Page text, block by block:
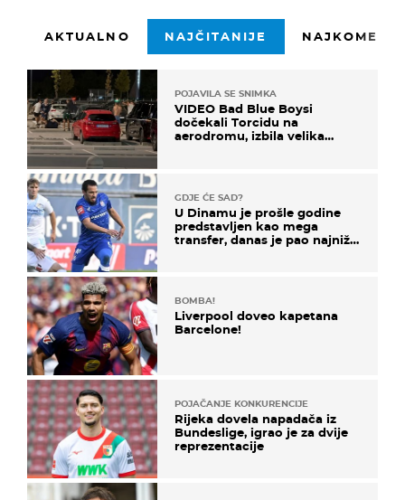
AKTUALNO NAJČITANIJE
POJAVILA SE SNIMKA
VIDEO Bad Blue Boysi
dočekali Torcidu na
aerodromu, izbila velika
GDJE ĆE SAD?
U Dinamu je prošle godine
predstavljen kao mega
transfer, danas je pao najniže
BOMBA!
Liverpool doveo kapetana
Barcelone!
POJAČANJE KONKURENCIJE
Rijeka dovela napadača iz
Bundeslige, igrao je za dvije
reprezentacije